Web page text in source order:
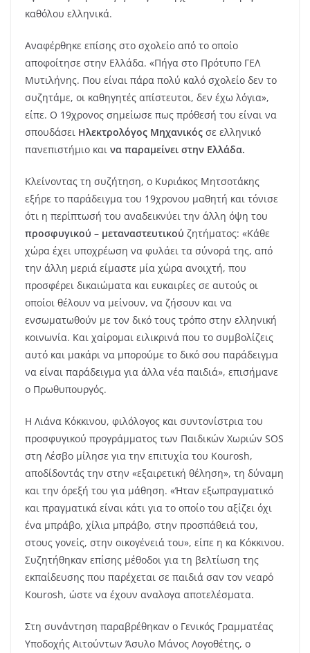
καθόλου ελληνικά.
Αναφέρθηκε επίσης στο σχολείο από το οποίο
αποφοίτησε στην Ελλάδα. «Πήγα στο Πρότυπο ΓΕΛ
Μυτιλήνης. Που είναι πάρα πολύ καλό σχολείο δεν το
συζητάμε, οι καθηγητές απίστευτοι, δεν έχω λόγια»,
είπε. Ο 19χρονος σημείωσε πως πρόθεσή του είναι να
σπουδάσει Ηλεκτρολόγος Μηχανικός σε ελληνικό
πανεπιστήμιο και να παραμείνει στην Ελλάδα.
Κλείνοντας τη συζήτηση, ο Κυριάκος Μητσοτάκης
εξήρε το παράδειγμα του 19χρονου μαθητή και τόνισε
ότι η περίπτωσή του αναδεικνύει την άλλη όψη του
προσφυγικού – μεταναστευτικού ζητήματος: «Κάθε
χώρα έχει υποχρέωση να φυλάει τα σύνορά της, από
την άλλη μεριά είμαστε μία χώρα ανοιχτή, που
προσφέρει δικαιώματα και ευκαιρίες σε αυτούς οι
οποίοι θέλουν να μείνουν, να ζήσουν και να
ενσωματωθούν με τον δικό τους τρόπο στην ελληνική
κοινωνία. Και χαίρομαι ειλικρινά που το συμβολίζεις
αυτό και μακάρι να μπορούμε το δικό σου παράδειγμα
να είναι παράδειγμα για άλλα νέα παιδιά», επισήμανε
ο Πρωθυπουργός.
Η Λιάνα Κόκκινου, φιλόλογος και συντονίστρια του
προσφυγικού προγράμματος των Παιδικών Χωριών SOS
στη Λέσβο μίλησε για την επιτυχία του Kourosh,
αποδίδοντάς την στην «εξαιρετική θέληση», τη δύναμη
και την όρεξή του για μάθηση. «Ήταν εξωπραγματικό
και πραγματικά είναι κάτι για το οποίο του αξίζει όχι
ένα μπράβο, χίλια μπράβο, στην προσπάθειά του,
στους γονείς, στην οικογένειά του», είπε η κα Κόκκινου.
Συζητήθηκαν επίσης μέθοδοι για τη βελτίωση της
εκπαίδευσης που παρέχεται σε παιδιά σαν τον νεαρό
Kourosh, ώστε να έχουν αναλογα αποτελέσματα.
Στη συνάντηση παραβρέθηκαν ο Γενικός Γραμματέας
Υποδοχής Αιτούντων Άσυλο Μάνος Λογοθέτης, ο